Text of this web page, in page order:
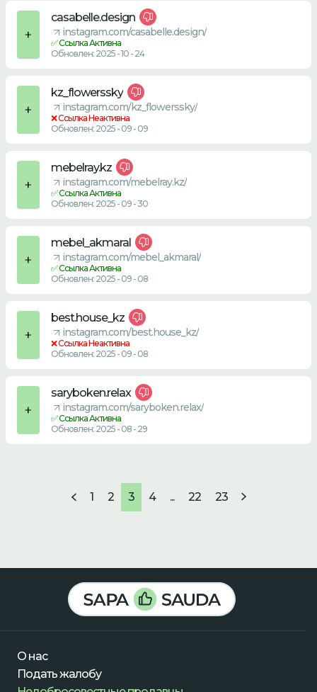
casabelle.design
instagram.com/casabelle.design/
✅ Ссылка Активна
Обновлен: 2025 - 10 - 24
kz_flowerssky
instagram.com/kz_flowerssky/
❌ Ссылка Неактивна
Обновлен: 2025 - 09 - 09
mebelray.kz
instagram.com/mebelray.kz/
✅ Ссылка Активна
Обновлен: 2025 - 09 - 30
mebel_akmaral
instagram.com/mebel_akmaral/
✅ Ссылка Активна
Обновлен: 2025 - 09 - 08
best.house_kz
instagram.com/best.house_kz/
❌ Ссылка Неактивна
Обновлен: 2025 - 09 - 08
saryboken.relax
instagram.com/saryboken.relax/
✅ Ссылка Активна
Обновлен: 2025 - 08 - 29
1 2 3 4 ... 22 23
О нас
Подать жалобу